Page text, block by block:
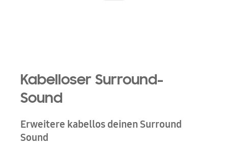
Kabelloser Surround-
Sound
Erweitere kabellos deinen Surround
Sound